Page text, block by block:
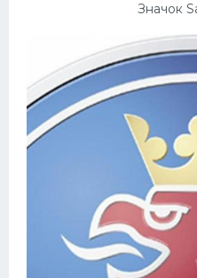
Значок